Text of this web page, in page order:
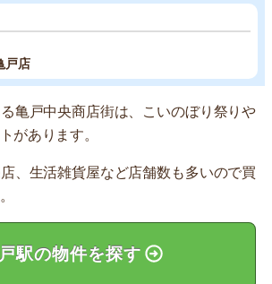
戸店
亀戸中央商店街は、こいのぼり祭りや
があります。
、生活雑貨屋など店舗数も多いので買
駅の物件を探す